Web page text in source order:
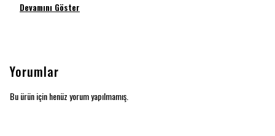
Devamını Göster
Yorumlar
Bu ürün için henüz yorum yapılmamış.